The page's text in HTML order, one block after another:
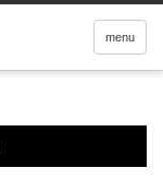
menu